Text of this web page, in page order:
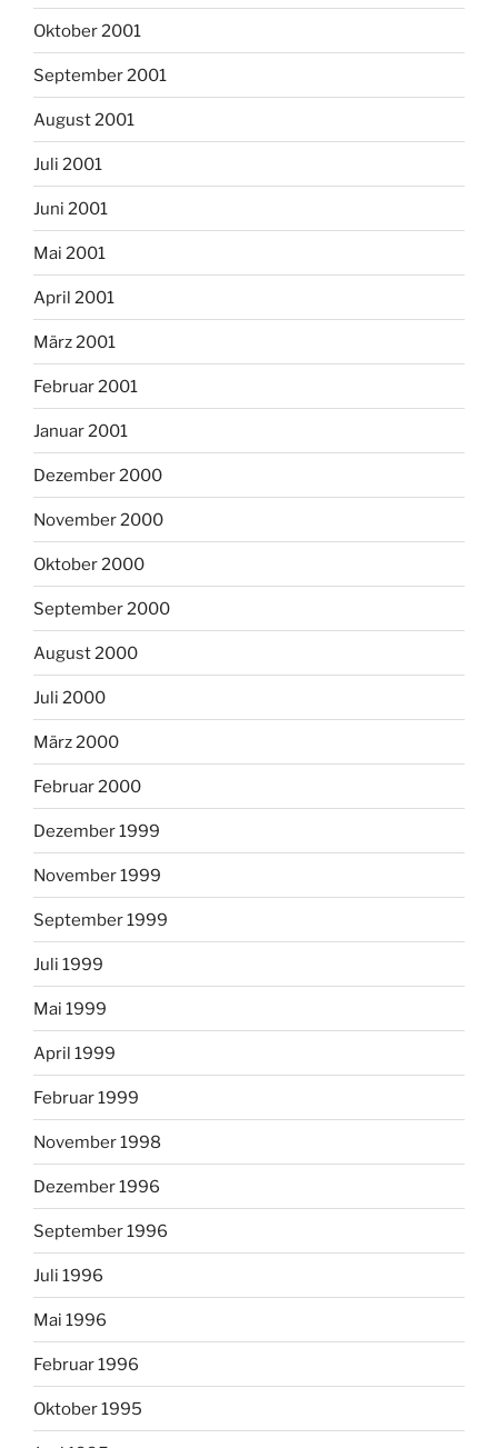
Oktober 2001
September 2001
August 2001
Juli 2001
Juni 2001
Mai 2001
April 2001
März 2001
Februar 2001
Januar 2001
Dezember 2000
November 2000
Oktober 2000
September 2000
August 2000
Juli 2000
März 2000
Februar 2000
Dezember 1999
November 1999
September 1999
Juli 1999
Mai 1999
April 1999
Februar 1999
November 1998
Dezember 1996
September 1996
Juli 1996
Mai 1996
Februar 1996
Oktober 1995